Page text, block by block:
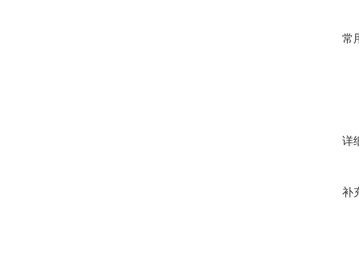
常
详
补